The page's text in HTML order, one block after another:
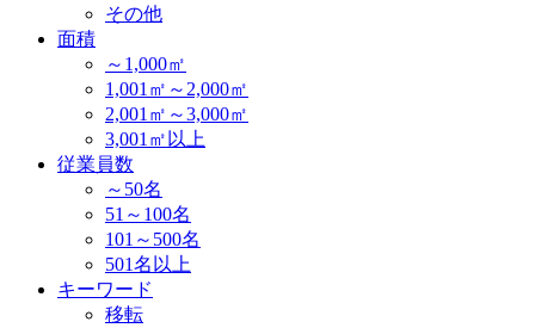
その他
面積
～1,000㎡
1,001㎡～2,000㎡
2,001㎡～3,000㎡
3,001㎡以上
従業員数
～50名
51～100名
101～500名
501名以上
キーワード
移転